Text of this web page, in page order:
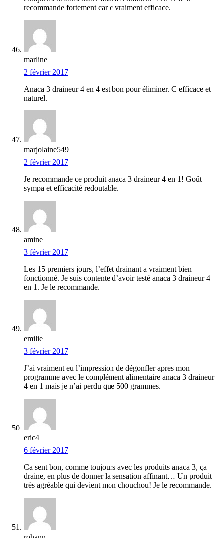
recommande fortement car c vraiment efficace.
marline
2 février 2017
Anaca 3 draineur 4 en 4 est bon pour éliminer. C efficace et
naturel.
marjolaine549
2 février 2017
Je recommande ce produit anaca 3 draineur 4 en 1! Goût
sympa et efficacité redoutable.
amine
3 février 2017
Les 15 premiers jours, l’effet drainant a vraiment bien
fonctionné. Je suis contente d’avoir testé anaca 3 draineur 4
en 1. Je le recommande.
emilie
3 février 2017
J’ai vraiment eu l’impression de dégonfler apres mon
programme avec le complément alimentaire anaca 3 draineur
4 en 1 mais je n’ai perdu que 500 grammes.
eric4
6 février 2017
Ca sent bon, comme toujours avec les produits anaca 3, ça
draine, en plus de donner la sensation affinant… Un produit
très agréable qui devient mon chouchou! Je le recommande.